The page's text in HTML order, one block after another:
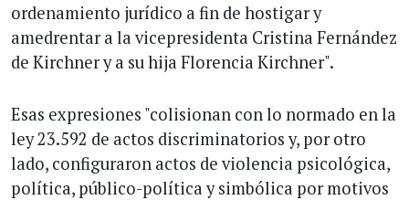
ordenamiento jurídico a fin de hostigar y
amedrentar a la vicepresidenta Cristina Fernández
de Kirchner y a su hija Florencia Kirchner".
Esas expresiones "colisionan con lo normado en la
ley 23.592 de actos discriminatorios y, por otro
lado, configuraron actos de violencia psicológica,
política, público-política y simbólica por motivos